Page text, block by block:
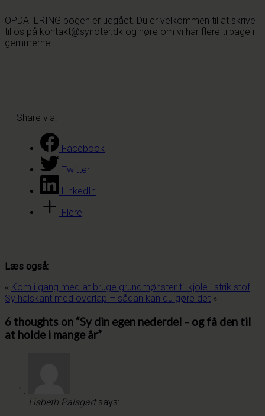
OPDATERING bogen er udgået. Du er velkommen til at skrive
til os på kontakt@synoter.dk og høre om vi har flere tilbage i
gemmerne.
Share via:
Facebook
Twitter
LinkedIn
Flere
Læs også:
« Kom i gang med at bruge grundmønster til kjole i strik stof
Sy halskant med overlap – sådan kan du gøre det »
6 thoughts on “Sy din egen nederdel – og få den til
at holde i mange år”
Lisbeth Palsgart says: